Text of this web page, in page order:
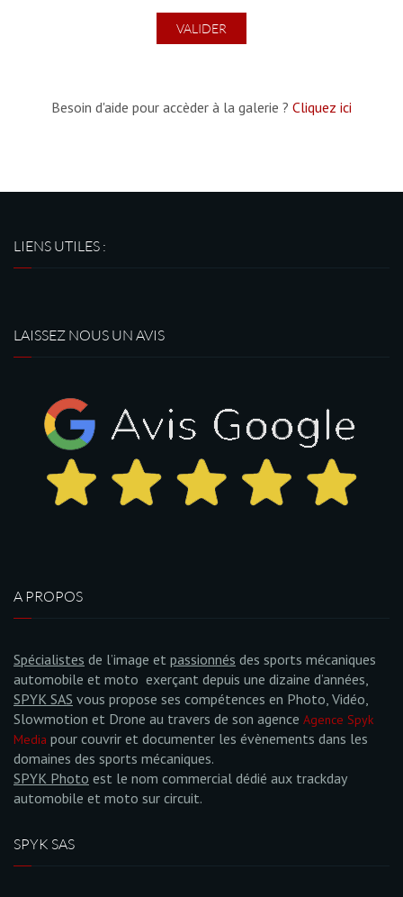
Besoin d'aide pour accèder à la galerie ? Cliquez ici
LIENS UTILES :
LAISSEZ NOUS UN AVIS
A PROPOS
Spécialistes de l’image et passionnés des sports mécaniques
automobile et moto exerçant depuis une dizaine d’années,
SPYK SAS vous propose ses compétences en Photo, Vidéo,
Slowmotion et Drone au travers de son agence Agence Spyk
Media pour couvrir et documenter les évènements dans les
domaines des sports mécaniques.
SPYK Photo est le nom commercial dédié aux trackday
automobile et moto sur circuit.
SPYK SAS